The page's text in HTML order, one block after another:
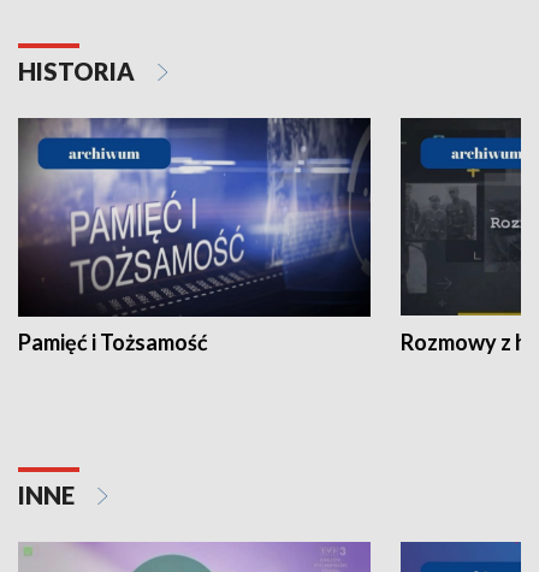
HISTORIA
Pamięć i Tożsamość Rozmowy z
INNE